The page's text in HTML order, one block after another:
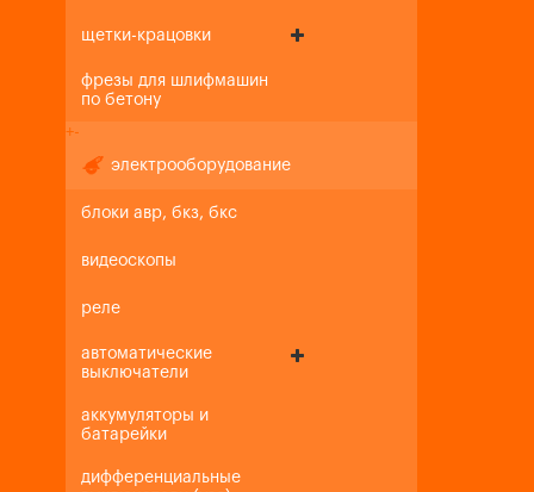
щетки-крацовки
фрезы для шлифмашин
по бетону
+-
электрооборудование
блоки авр, бкз, бкс
видеоскопы
реле
автоматические
выключатели
аккумуляторы и
батарейки
дифференциальные